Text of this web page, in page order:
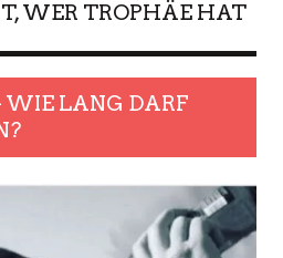
WER TROPHÄE HAT
WIE LANG DARF